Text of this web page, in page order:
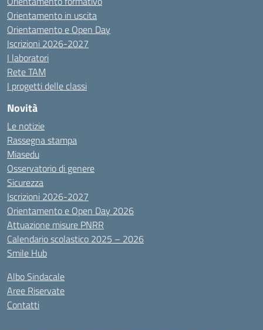
Orientamento in uscita
Orientamento e Open Day
Iscrizioni 2026-2027
I laboratori
Rete TAM
I progetti delle classi
Novità
Le notizie
Rassegna stampa
Miasedu
Osservatorio di genere
Sicurezza
Iscrizioni 2026-2027
Orientamento e Open Day 2026
Attuazione misure PNRR
Calendario scolastico 2025 – 2026
Smile Hub
Albo Sindacale
Aree Riservate
Contatti